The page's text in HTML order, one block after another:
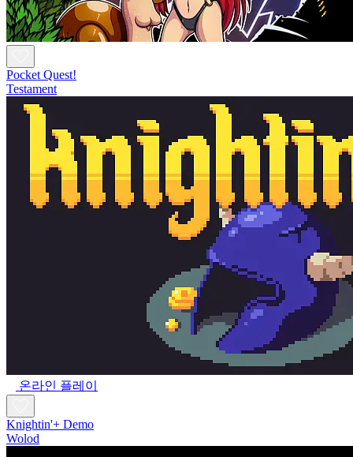
Pocket Quest!
Testament
온라인 플레이
Knightin'+ Demo
Wolod